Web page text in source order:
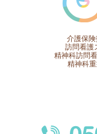
介護保
訪問看護
精神科訪問
精神科